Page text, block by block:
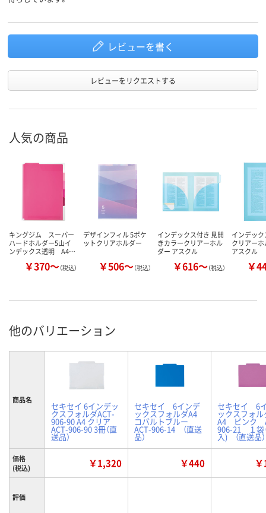
レビューを書く
レビューをリクエストする
人気の商品
キングジム スーパー
ハードホルダー5山イ
ンデックス透明 A4…
￥370～（税込）
デザインフィル 5ポケ
ットクリアホルダー
￥506～（税込）
インデックス付き 見開
きカラークリアーホル
ダー アスクル
￥616～（税込）
インデッ
クリアー
アスクル
￥
他のバリエーション
商品名
セキセイ 6インデッ
クスフォルダACT-
906-90 A4 クリア
ACT-906-90 3冊（直
送品）
セキセイ 6インデ
ックスフォルダA4
コバルトブルー
ACT-906-14 （直送
品）
セキセイ 6
ックスフォ
A4 ピンク
906-21 １袋
入) （直送品）
価格
(税込)
￥1,320 ￥440
評価